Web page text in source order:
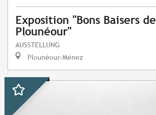
Exposition "Bons Baisers de
Plounéour"
AUSSTELLUNG
Plounéour-Ménez